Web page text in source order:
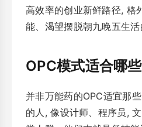
高效率的创业新鲜路径, 格
能、渴望摆脱朝九晚五生活
OPC模式适合哪
并非万能药的OPC适宜那
的人, 像设计师、程序员,